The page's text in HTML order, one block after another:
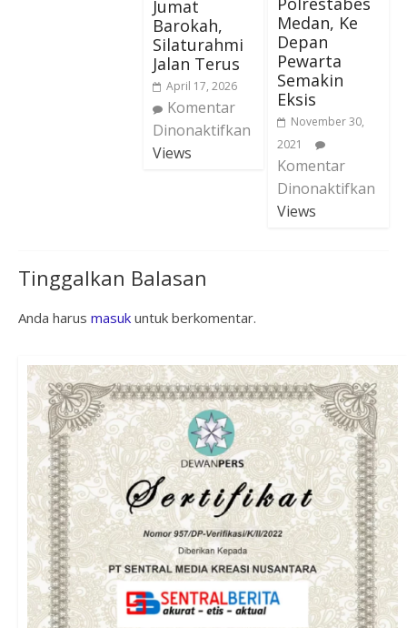
Jumat
Barokah,
Silaturahmi
Jalan Terus
April 17, 2026
Komentar
Dinonaktifkan
Views
Medan, Ke
Depan
Pewarta
Semakin
Eksis
November 30,
2021
Komentar
Dinonaktifkan
Views
Tinggalkan Balasan
Anda harus masukuntuk berkomentar.